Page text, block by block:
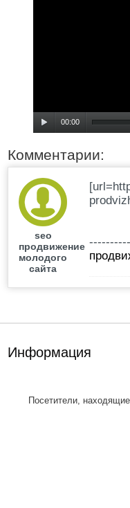
00:00
Комментарии:
seo
продвижение
молодого
сайта
Информация
Посетители,